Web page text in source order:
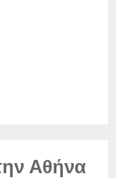
Αθήνα